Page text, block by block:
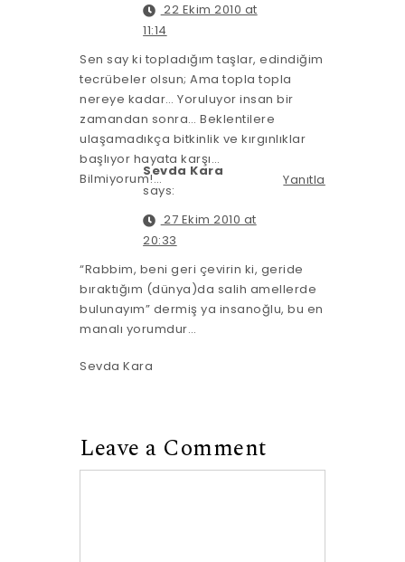
22 Ekim 2010 at
11:14
Sen say ki topladığım taşlar, edindiğim
tecrübeler olsun; Ama topla topla
nereye kadar… Yoruluyor insan bir
zamandan sonra… Beklentilere
ulaşamadıkça bitkinlik ve kırgınlıklar
başlıyor hayata karşı…
Bilmiyorum!…
Yanıtla
Sevda Kara
says:
27 Ekim 2010 at
20:33
“Rabbim, beni geri çevirin ki, geride
bıraktığım (dünya)da salih amellerde
bulunayım” dermiş ya insanoğlu, bu en
manalı yorumdur…
Sevda Kara
Leave a Comment